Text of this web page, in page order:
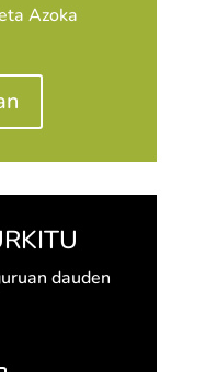
Azoka
dauden